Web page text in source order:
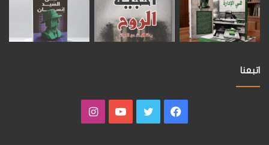
اتبعنا
فيسبوكتويتر يوتيوبانستقرام